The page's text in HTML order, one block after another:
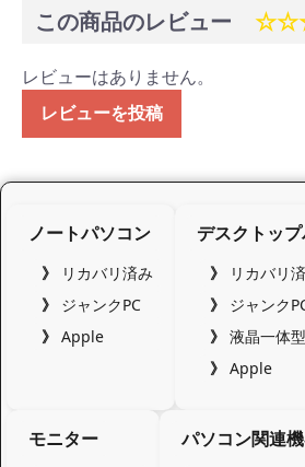
この商品のレビュー
レビューはありません。
レビューを投稿
ノートパソコン
リカバリ済み
ジャンクPC
Apple
デスクトッ
リカバリ
ジャンク
液晶一体型
Apple
モニター パソコン関連